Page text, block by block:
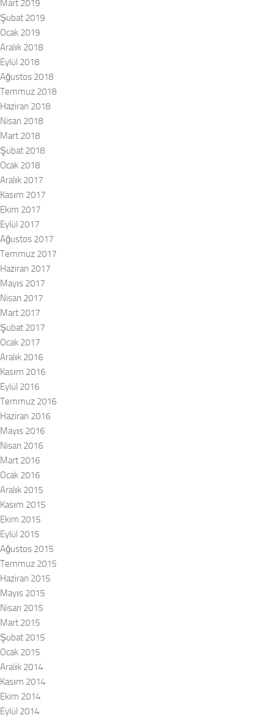
Mart 2019
Şubat 2019
Ocak 2019
Aralık 2018
Eylül 2018
Ağustos 2018
Temmuz 2018
Haziran 2018
Nisan 2018
Mart 2018
Şubat 2018
Ocak 2018
Aralık 2017
Kasım 2017
Ekim 2017
Eylül 2017
Ağustos 2017
Temmuz 2017
Haziran 2017
Mayıs 2017
Nisan 2017
Mart 2017
Şubat 2017
Ocak 2017
Aralık 2016
Kasım 2016
Eylül 2016
Temmuz 2016
Haziran 2016
Mayıs 2016
Nisan 2016
Mart 2016
Ocak 2016
Aralık 2015
Kasım 2015
Ekim 2015
Eylül 2015
Ağustos 2015
Temmuz 2015
Haziran 2015
Mayıs 2015
Nisan 2015
Mart 2015
Şubat 2015
Ocak 2015
Aralık 2014
Kasım 2014
Ekim 2014
Eylül 2014